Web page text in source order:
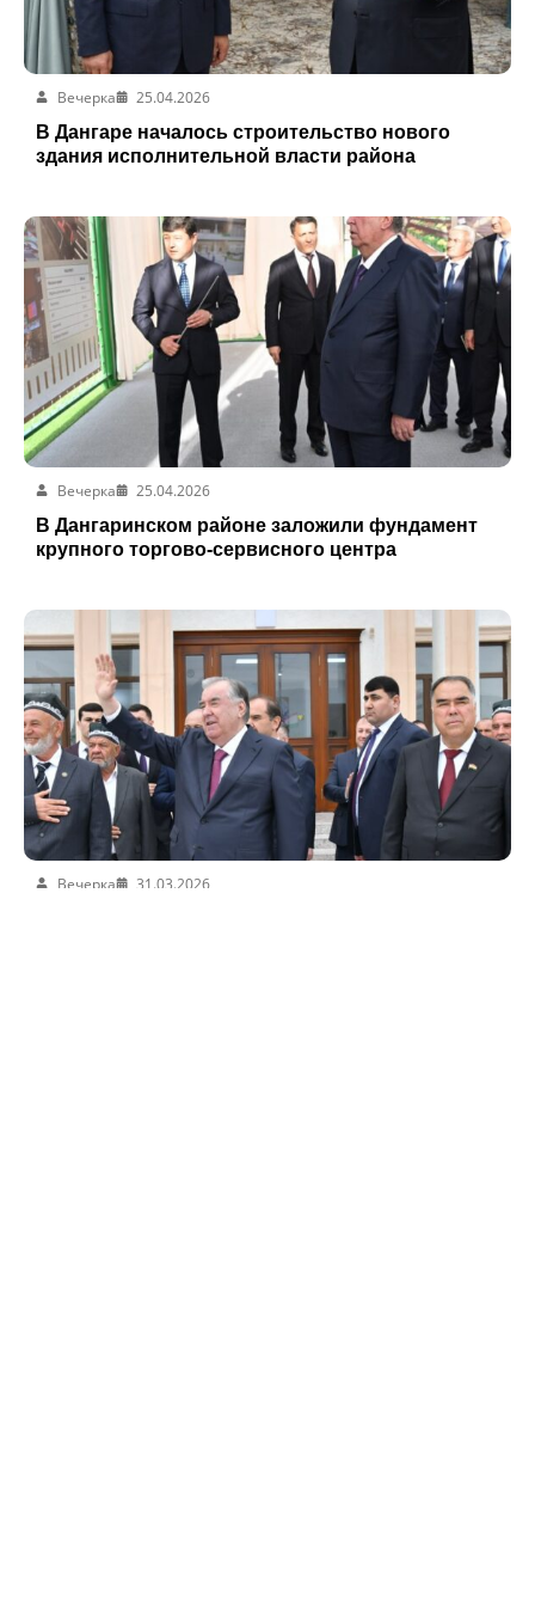
Вечерка
25.04.2026
В Дангаре началось строительство нового
здания исполнительной власти района
Вечерка
25.04.2026
В Дангаринском районе заложили фундамент
крупного торгово-сервисного центра
Вечерка
31.03.2026